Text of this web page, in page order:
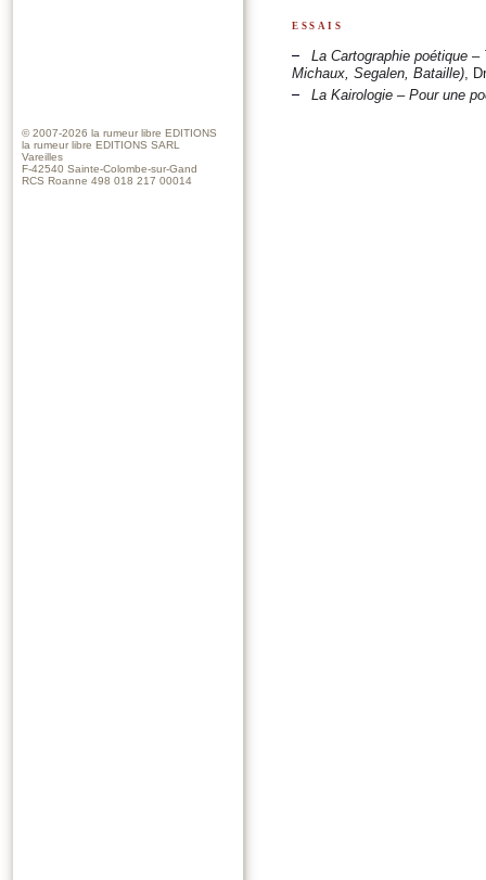
essais
La Cartographie poétique –
Michaux, Segalen, Bataille),
La Kairologie – Pour une
© 2007-2026 la rumeur libre EDITIONS
la rumeur libre EDITIONS SARL
Vareilles
F-42540 Sainte-Colombe-sur-Gand
RCS Roanne 498 018 217 00014